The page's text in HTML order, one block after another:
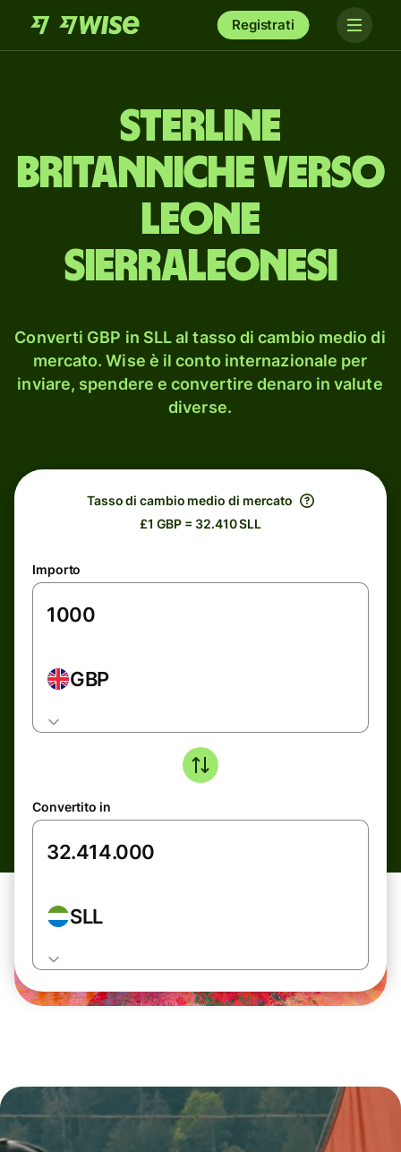
Registrati
sterline
britanniche verso
leone
sierraleonesi
Converti GBP in SLL al tasso di cambio medio di
mercato. Wise è il conto internazionale per
inviare, spendere e convertire denaro in valute
diverse.
Tasso di cambio medio di mercato
£1 GBP = 32.410 SLL
Importo
GBP
Convertito in
SLL